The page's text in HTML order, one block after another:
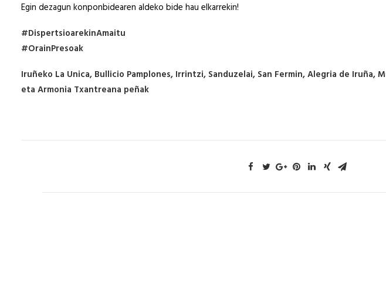
Egin dezagun konponbidearen aldeko bide hau elkarrekin!
#DispertsioarekinAmaitu
#OrainPresoak
Iruñeko La Unica, Bullicio Pamplones, Irrintzi, Sanduzelai, San Fermin, Alegria de Iruña,
eta Armonia Txantreana peñak